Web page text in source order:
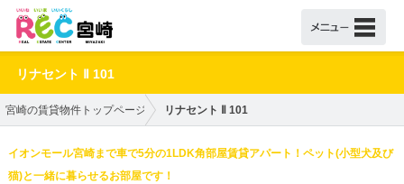
リナセント Ⅱ 101
宮崎の賃貸物件トップページ リナセント Ⅱ 101
イオンモール宮崎まで車で5分の1LDK角部屋賃貸アパート！ペット(小型犬及び
猫)と一緒に暮らせるお部屋です！